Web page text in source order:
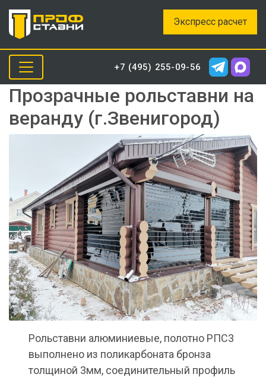
Экспресс расчет
+7 (495) 255-09-56
Прозрачные рольставни на
веранду (г.Звенигород)
Рольставни алюминиевые, полотно РПС3
выполнено из поликарбоната бронза
толщиной 3мм, соединительный профиль